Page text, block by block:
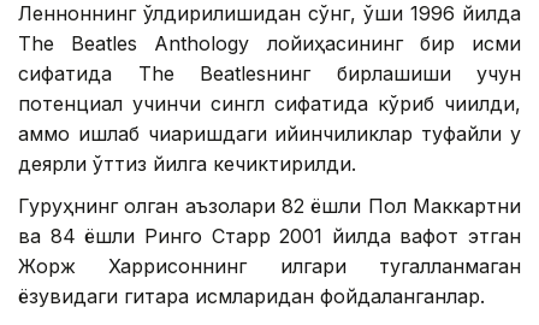
Ленноннинг ўлдирилишидан сўнг, қўшиқ 1996 йилда
The Beatles Anthology лойиҳасининг бир қисми
сифатида The Beatlesнинг бирлашиши учун
потенциал учинчи сингл сифатида кўриб чиқилди,
аммо ишлаб чиқаришдаги қийинчиликлар туфайли у
деярли ўттиз йилга кечиктирилди.
Гуруҳнинг қолган аъзолари 82 ёшли Пол Маккартни
ва 84 ёшли Ринго Старр 2001 йилда вафот этган
Жорж Харрисоннинг илгари тугалланмаган
ёзувидаги гитара қисмларидан фойдаланганлар.